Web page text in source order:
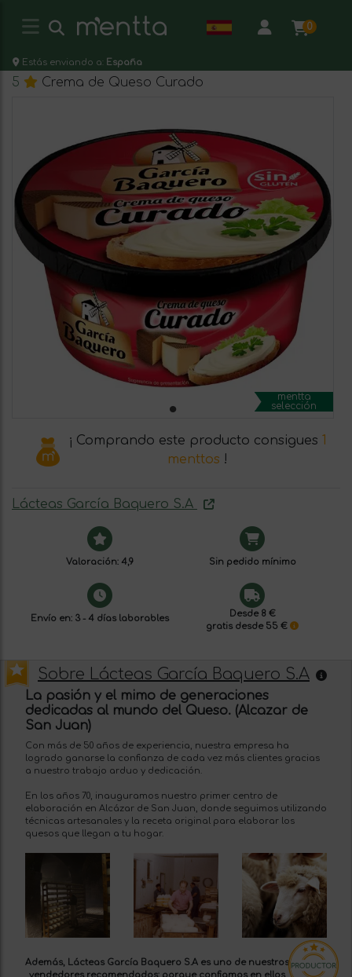
0
Estás enviando a: España
5 Crema de Queso Curado
mentta
selección
¡ Comprando este producto consigues 1
menttos !
Lácteas García Baquero S.A
Valoración: 4,9 Sin pedido mínimo
Envío en: 3 - 4 días laborables
Desde 8 €
gratis desde 55 €
Sobre Lácteas García Baquero S.A
La pasión y el mimo de generaciones
dedicadas al mundo del Queso. (Alcazar de
San Juan)
Con más de 50 años de experiencia, nuestra empresa ha
logrado ganarse la confianza de cada vez más clientes gracias
a nuestro trabajo arduo y dedicación.
En los años 70, inauguramos nuestro primer centro de
elaboración en Alcázar de San Juan, donde seguimos utilizando
técnicas artesanales y la receta original para elaborar los
quesos que llegan a tu hogar.
Además, Lácteas García Baquero S.A es uno de nuestros